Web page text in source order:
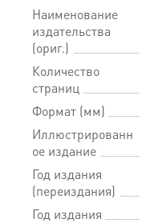
Наименование
издательства
(ориг.)
Количество
страниц
Формат (мм)
Иллюстрированн
ое издание
Год издания
(переиздания)
Год издания